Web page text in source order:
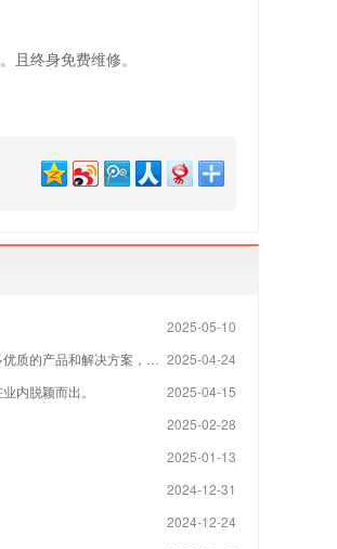
且终身免费维修。
2025-05-10
2025-04-24
案，为全球制造业的发展贡献力量
2025-04-15
内脱颖而出。
2025-02-28
2025-01-13
2024-12-31
2024-12-24